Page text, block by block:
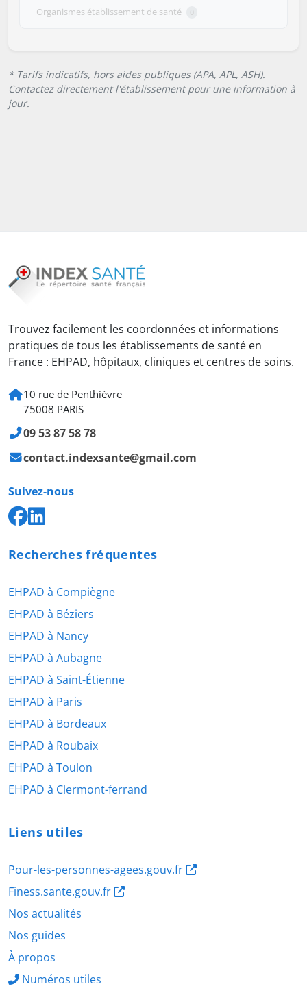
Organismes établissement de santé 0
* Tarifs indicatifs, hors aides publiques (APA, APL, ASH).
Contactez directement l'établissement pour une information à
jour.
Trouvez facilement les coordonnées et informations
pratiques de tous les établissements de santé en
France : EHPAD, hôpitaux, cliniques et centres de soins.
10 rue de Penthièvre
75008 PARIS
09 53 87 58 78
contact.indexsante@gmail.com
Suivez-nous
Recherches fréquentes
EHPAD à Compiègne
EHPAD à Béziers
EHPAD à Nancy
EHPAD à Aubagne
EHPAD à Saint-Étienne
EHPAD à Paris
EHPAD à Bordeaux
EHPAD à Roubaix
EHPAD à Toulon
EHPAD à Clermont-ferrand
Liens utiles
Pour-les-personnes-agees.gouv.fr
Finess.sante.gouv.fr
Nos actualités
Nos guides
À propos
Numéros utiles